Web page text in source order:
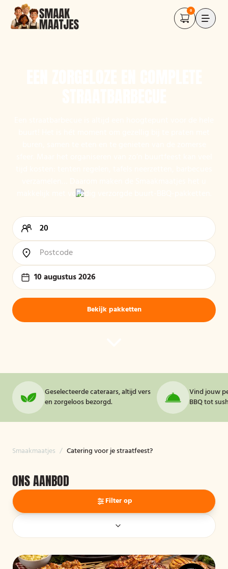
0
makkelijk met volledig verzorgde buurt-BBQ-pakketten.
10 augustus 2026
Bekijk pakketten
Geselecteerde cateraars, altijd vers
en zorgeloos bezorgd.
Vind jouw
BBQ tot
Smaakmaatjes / Catering voor je straatfeest?
ONS AANBOD
Filter op